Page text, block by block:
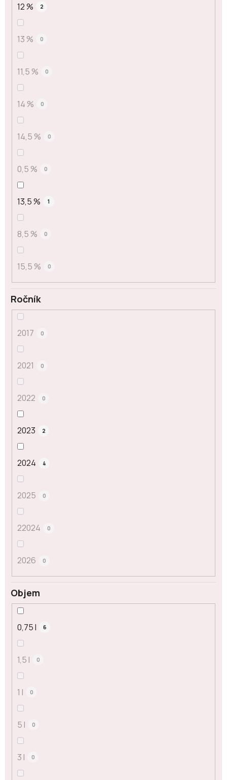
12 % 2
13 % 0
11,5 % 0
14 % 0
14,5 % 0
0,5 % 0
13,5 % 1
8,5 % 0
15,5 % 0
Ročník
2017 0
2021 0
2022 0
2023 2
2024 4
2025 0
22024 0
2026 0
Objem
0,75 l 6
1,5 l 0
1 l 0
5 l 0
3 l 0